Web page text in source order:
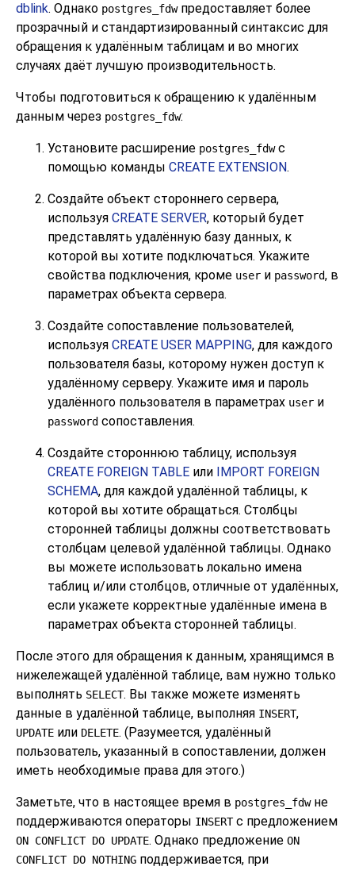
dblink. Однако postgres_fdwпредоставляет более
прозрачный и стандартизированный синтаксис для
обращения к удалённым таблицам и во многих
случаях даёт лучшую производительность.
Чтобы подготовиться к обращению к удалённым
данным через postgres_fdw:
Установите расширение postgres_fdwс
помощью команды CREATE EXTENSION.
Создайте объект стороннего сервера,
используя CREATE SERVER, который будет
представлять удалённую базу данных, к
которой вы хотите подключаться. Укажите
свойства подключения, кроме user и password, в
параметрах объекта сервера.
Создайте сопоставление пользователей,
используя CREATE USER MAPPING, для каждого
пользователя базы, которому нужен доступ к
удалённому серверу. Укажите имя и пароль
удалённого пользователя в параметрах user и
password сопоставления.
Создайте стороннюю таблицу, используя
CREATE FOREIGN TABLE или IMPORT FOREIGN
SCHEMA, для каждой удалённой таблицы, к
которой вы хотите обращаться. Столбцы
сторонней таблицы должны соответствовать
столбцам целевой удалённой таблицы. Однако
вы можете использовать локально имена
таблиц и/или столбцов, отличные от удалённых,
если укажете корректные удалённые имена в
параметрах объекта сторонней таблицы.
После этого для обращения к данным, хранящимся в
нижележащей удалённой таблице, вам нужно только
выполнять SELECT. Вы также можете изменять
данные в удалённой таблице, выполняя INSERT,
UPDATE или DELETE. (Разумеется, удалённый
пользователь, указанный в сопоставлении, должен
иметь необходимые права для этого.)
Заметьте, что в настоящее время в postgres_fdwне
поддерживаются операторы INSERTс предложением
ON CONFLICT DO UPDATE. Однако предложение ON
CONFLICT DO NOTHING поддерживается, при